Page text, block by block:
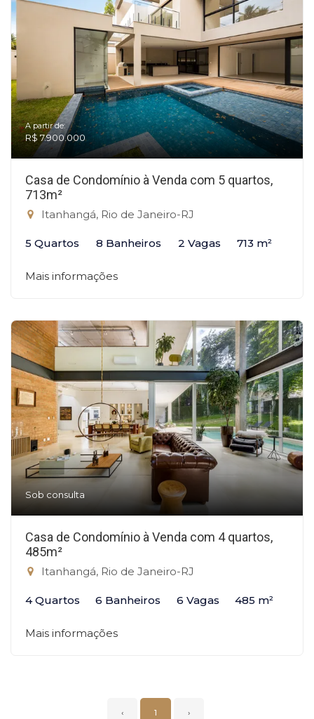
A partir de:
R$ 7.900.000
Casa de Condomínio à Venda com 5 quartos,
713m²
Itanhangá, Rio de Janeiro-RJ
5 Quartos 8 Banheiros 2 Vagas 713 m²
Mais informações
Sob consulta
Casa de Condomínio à Venda com 4 quartos,
485m²
Itanhangá, Rio de Janeiro-RJ
4 Quartos 6 Banheiros 6 Vagas 485 m²
Mais informações
‹ 1 ›